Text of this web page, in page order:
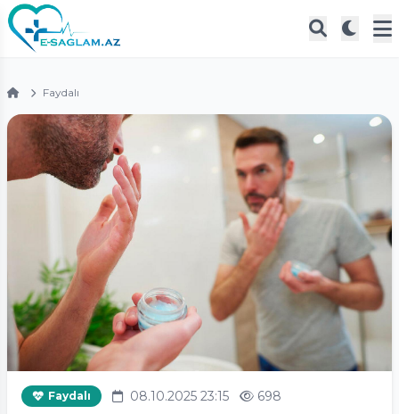
Faydalı
Faydalı 08.10.2025 23:15 698